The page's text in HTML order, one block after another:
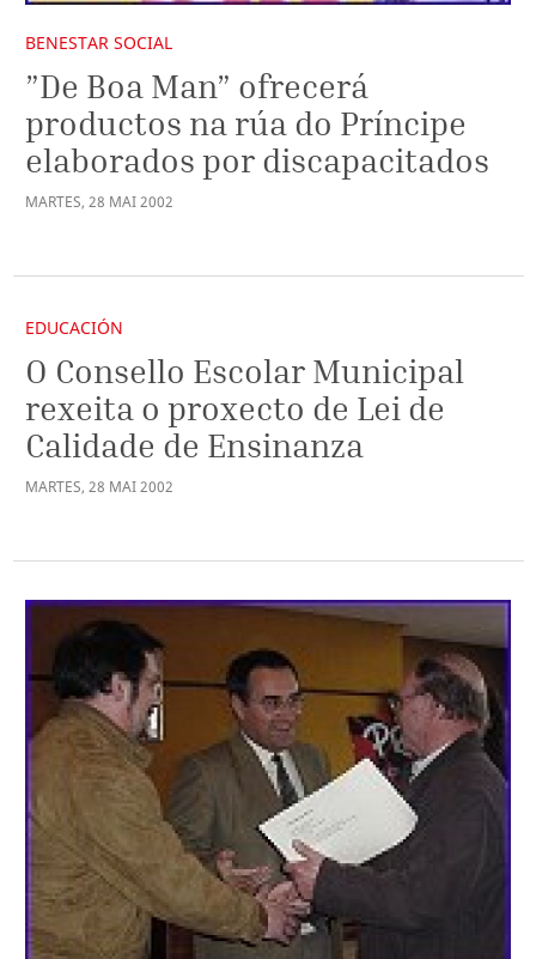
BENESTAR SOCIAL
”De Boa Man” ofrecerá
productos na rúa do Príncipe
elaborados por discapacitados
MARTES, 28 MAI2002
EDUCACIÓN
O Consello Escolar Municipal
rexeita o proxecto de Lei de
Calidade de Ensinanza
MARTES, 28 MAI2002